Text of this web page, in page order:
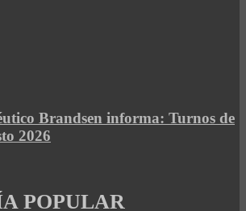
Brandsen informa: Turnos de
2026
POPULAR